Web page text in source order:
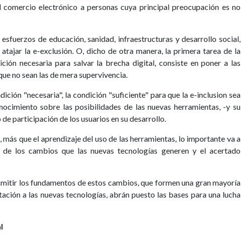
electrónico a personas cuya principal preocupación es no
de educación, sanidad, infraestructuras y desarrollo social,
la e-exclusión. O, dicho de otra manera, la primera tarea de la
necesaria para salvar la brecha digital, consiste en poner a las
no sean las de mera supervivencia.
"necesaria", la condición "suficiente" para que la e-inclusion sea
sobre las posibilidades de las nuevas herramientas, -y su
participación de los usuarios en su desarrollo.
que el aprendizaje del uso de las herramientas, lo importante va a
los cambios que las nuevas tecnologías generen y el acertado
los fundamentos de estos cambios, que formen una gran mayoría
a las nuevas tecnologías, abrán puesto las bases para una lucha